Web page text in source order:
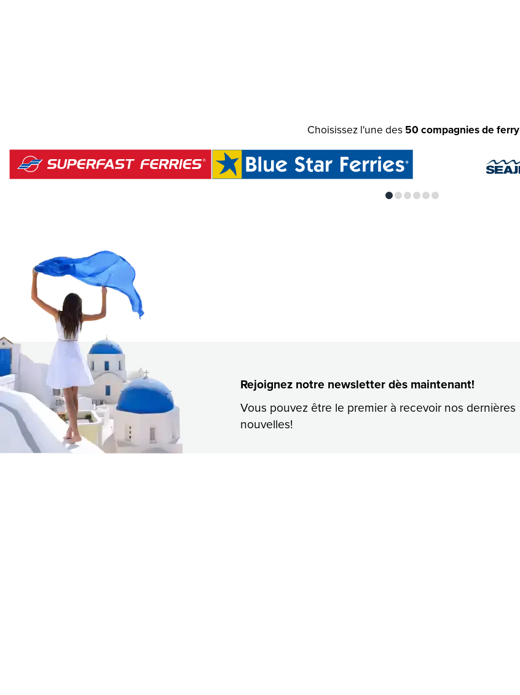
Choisissez l'une des 50 compagnies de ferry
Rejoignez notre newsletter dès maintenant!
Vous pouvez être le premier à recevoir nos dernières
nouvelles!
Find us